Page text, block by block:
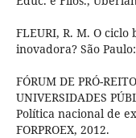
FLEURI, R. M. O ciclo
inovadora? São
FÓRUM DE PRÓ-
UNIVERSIDADES
Política nacional de
FORPROEX, 2012.